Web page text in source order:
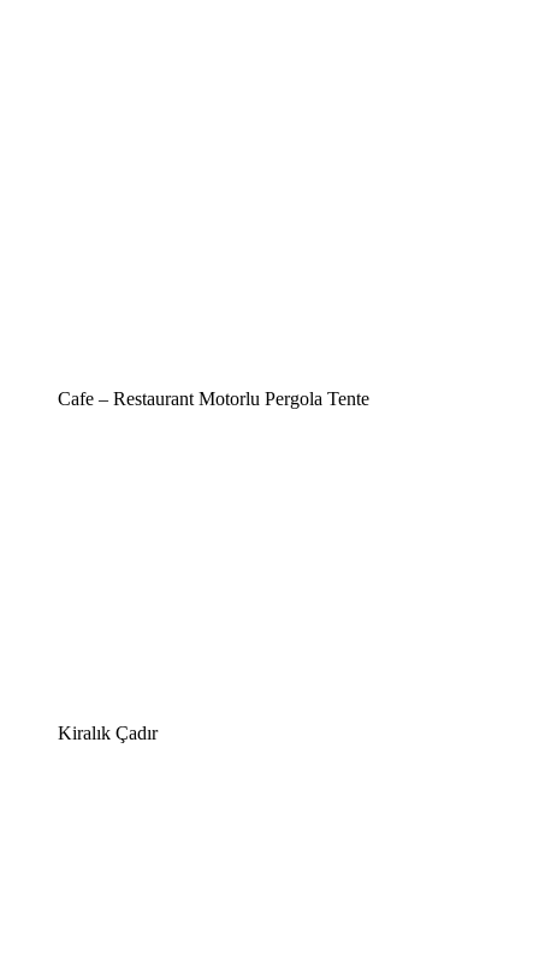
Cafe – Restaurant Motorlu Pergola Tente
Kiralık Çadır